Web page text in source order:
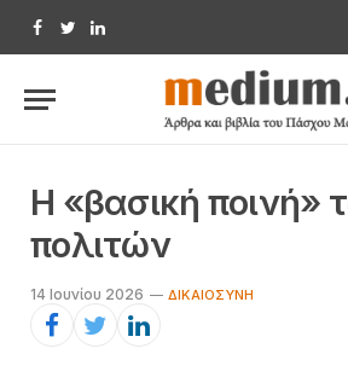
Facebook
TwitterLinkedIn
Η «βασική ποινή»
πολιτών
14 Ιουνίου 2026 ΔΙΚΑΙΟΣΎΝΗ